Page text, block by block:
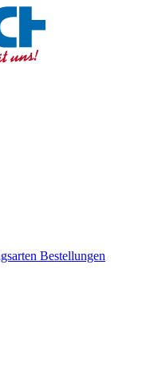
Bestellungen